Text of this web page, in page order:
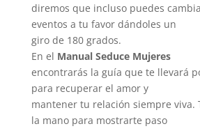
diremos que incluso puedes
eventos a tu favor dándoles un
giro de 180 grados.
En el Manual Seduce Mujeres
encontrarás la guía que te llevará
para recuperar el amor y
mantener tu relación siempre viva.
la mano para mostrarte paso